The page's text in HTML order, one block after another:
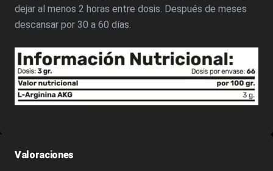
dejar al menos 2 horas entre dosis. Después de meses
descansar por 30 a 60 días.
Valoraciones